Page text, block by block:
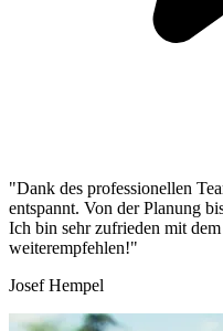
"Dank des professionellen
entspannt. Von der Planung
Ich bin sehr zufrieden mit
weiterempfehlen!"
Josef Hempel